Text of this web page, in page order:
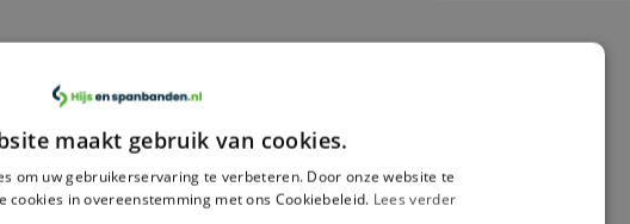
maakt gebruik van cookies.
om uw gebruikerservaring te verbeteren. Door onze website te
cookies in overeenstemming met ons Cookiebeleid. Lees verder